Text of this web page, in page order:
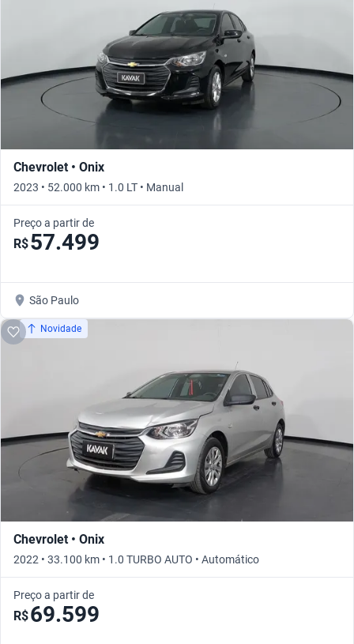
Chevrolet • Onix
2023 • 52.000 km • 1.0 LT • Manual
Preço a partir de
R$57.499
São Paulo
Novidade
Chevrolet • Onix
2022 • 33.100 km • 1.0 TURBO AUTO • Automático
Preço a partir de
R$69.599